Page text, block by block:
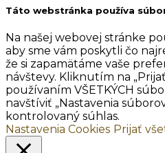
Táto webstránka používa
Na našej webovej stránke
aby sme vám poskytli čo
že si zapamätáme vaše
návštevy. Kliknutím na
používaním VŠETKÝCH
navštíviť „Nastavenia
kontrolovaný súhlas.
Nastavenia Cookies Prijať